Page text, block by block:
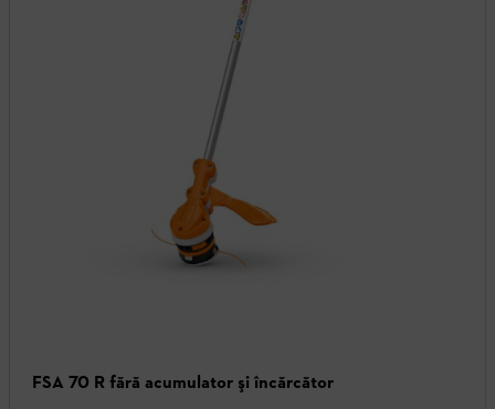
FSA 70 R fără acumulator şi încărcător